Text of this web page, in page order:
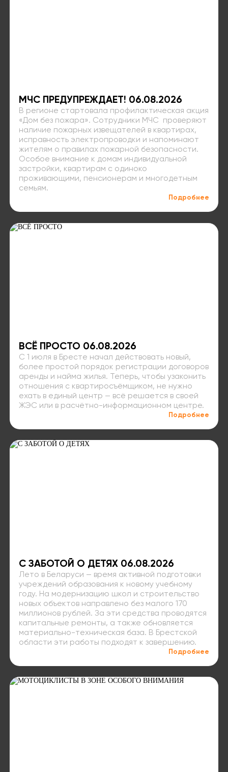
МЧС ПРЕДУПРЕЖДАЕТ! 06.08.2026
В регионе стартовала профилактическая акция
«Дом без пожара». Сотрудники МЧС проверяют
наличие пожарных извещателей в квартирах,
исправность электропроводки и напоминают
жителям о правилах пожарной безопасности.
Особое внимание к домам индивидуальной
застройки, квартирам с одиноко
проживающими, пенсионерам и многодетным
семьям.
Подробнее
ВСЁ ПРОСТО 06.08.2026
С 1 июля в Бресте начал действовать новый,
более простой порядок регистрации договоров
аренды и найма жилья. Теперь, чтобы узаконить
отношения с квартиросъёмщиком, не нужно
ехать в единый центр — всё решается в своей
ЖЭС или в расчётно-информационном центре.
Подробнее
С ЗАБОТОЙ О ДЕТЯХ 06.08.2026
Лето в Беларуси — время активной подготовки
учреждений образования к новому учебному
году. На модернизацию школ и строительство
новых объектов направлено без малого 170
миллионов рублей. За эти средства проводятся
капитальные ремонты, а также обновляется
материально-техническая база. В Брестской
области эти работы подходят к завершению.
Подробнее